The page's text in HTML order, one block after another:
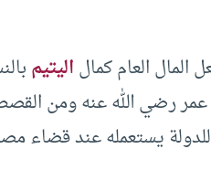
المال العام كمالاليتيم
رضي الله عنه ومن
يستعمله عند قضاء